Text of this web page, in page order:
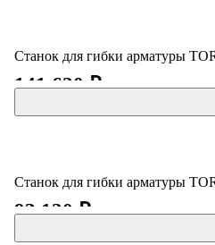
Станок для гибки арматуры
141 620 ₽
Станок для гибки арматуры
93 120 ₽